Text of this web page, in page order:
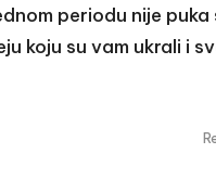
periodu nije
koju su vam ukrali i